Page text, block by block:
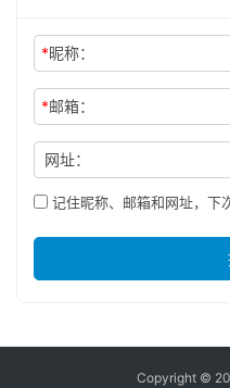
*昵称：
*邮箱：
网址：
记住昵称、邮箱和网址，下
Copyright ©